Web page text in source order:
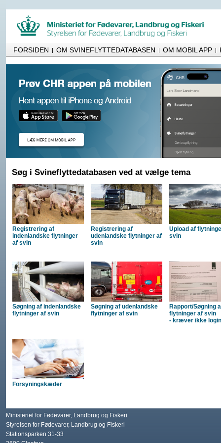
FORSIDEN | OM SVINEFLYTTEDATABASEN | OM MOBIL APP |
Søg i Svineflyttedatabasen ved at vælge tema
Registrering af
indenlandske flytninger
af svin
Registrering af
udenlandske flytninger af
svin
Upload af
svin
Søgning af indenlandske
flytninger af svin
Søgning af udenlandske
flytninger af svin
Rapport/Søgning
flytninger af svin
- kræver ikke login
Forsyningskæder
Ministeriet for Fødevarer, Landbrug og Fiskeri
Styrelsen for Fødevarer, Landbrug og Fiskeri
Stationsparken 31-33